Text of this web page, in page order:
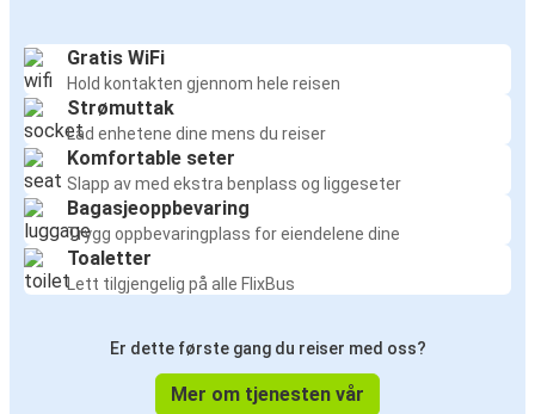
Gratis WiFi
Hold kontakten gjennom hele reisen
Strømuttak
Lad enhetene dine mens du reiser
Komfortable seter
Slapp av med ekstra benplass og liggeseter
Bagasjeoppbevaring
Trygg oppbevaringplass for eiendelene dine
Toaletter
Lett tilgjengelig på alle FlixBus
Er dette første gang du reiser med oss?
Mer om tjenesten vår